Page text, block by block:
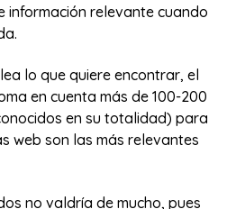
información relevante cuando
lo que quiere encontrar, el
en cuenta más de 100-200
en su totalidad) para
web son las más relevantes
no valdría de mucho, pues